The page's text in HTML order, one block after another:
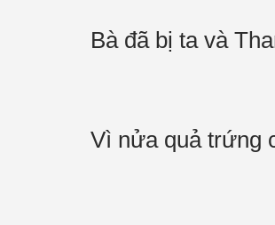
Bà đã bị ta và
Vì nửa quả trứng